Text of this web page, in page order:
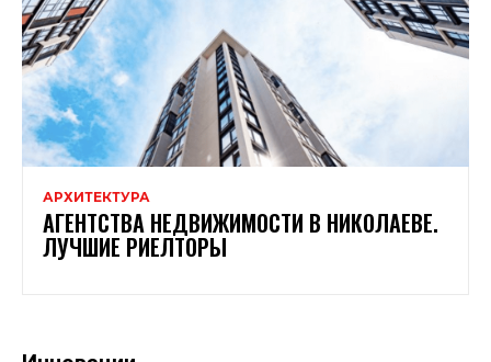
АРХИТЕКТУРА
АГЕНТСТВА НЕДВИЖИМОСТИ В НИКОЛАЕВЕ.
ЛУЧШИЕ РИЕЛТОРЫ